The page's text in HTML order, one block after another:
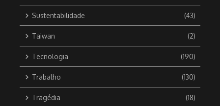
Sustentabilidade (43)
Taiwan (2)
Tecnologia (190)
Trabalho (130)
Tragédia (18)